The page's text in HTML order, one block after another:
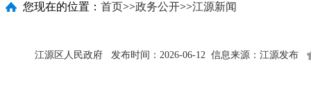
您现在的位置： 首页>>政务公开>>江源新闻
江源区人民政府 发布时间：2026-06-12 信息来源：江源发布